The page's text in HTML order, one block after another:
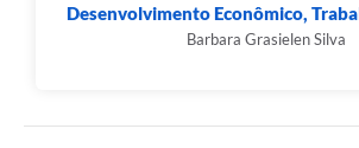
Desenvolvimento Econômico,
Barbara Grasielen Silva